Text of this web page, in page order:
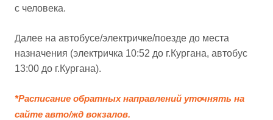
с человека.
Далее на автобусе/электричке/поезде до места
назначения (электричка 10:52 до г.Кургана, автобус
13:00 до г.Кургана).
*Расписание обратных направлений уточнять на
сайте авто/жд вокзалов.